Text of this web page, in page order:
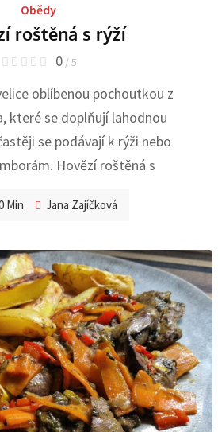
Obědy
roštěná s rýží
0 / 5
oblíbenou pochoutkou z
které se doplňují lahodnou
se podávají k rýži nebo
Hovězí roštěná s
Min Jana Zajíčková